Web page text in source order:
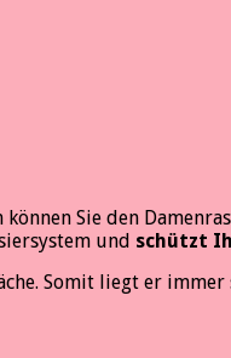
Sie den
und schützt
Somit liegt er